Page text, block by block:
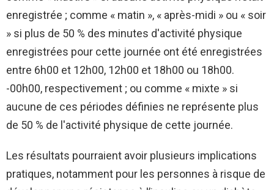
enregistrée ; comme « matin », « après-midi » ou « soir
» si plus de 50 % des minutes d'activité physique
enregistrées pour cette journée ont été enregistrées
entre 6h00 et 12h00, 12h00 et 18h00 ou 18h00.
-00h00, respectivement ; ou comme « mixte » si
aucune de ces périodes définies ne représente plus
de 50 % de l'activité physique de cette journée.
Les résultats pourraient avoir plusieurs implications
pratiques, notamment pour les personnes à risque de